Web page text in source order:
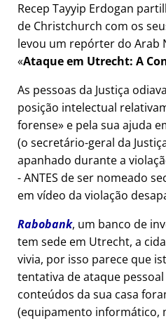
Recep Tayyip Erdogan
de Christchurch com os
levou um repórter do Arab
Ataque em Utrecht: A
As pessoas da Justiça
posição intelectual
forense e pela sua ajuda
(o secretário-geral da
apanhado durante a
- ANTES de ser nomeado
em vídeo da violação
Rabobank, um banco de
tem sede em Utrecht, a
vivia, por isso parece que
tentativa de ataque
conteúdos da sua casa
(equipamento informático,